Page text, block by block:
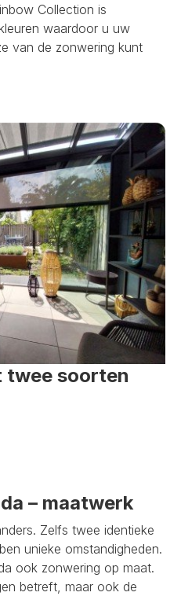
Collection is
waardoor u uw
van de zonwering kunt
twee soorten
– maatwerk
Zelfs twee identieke
unieke omstandigheden.
ook zonwering op maat.
betreft, maar ook de